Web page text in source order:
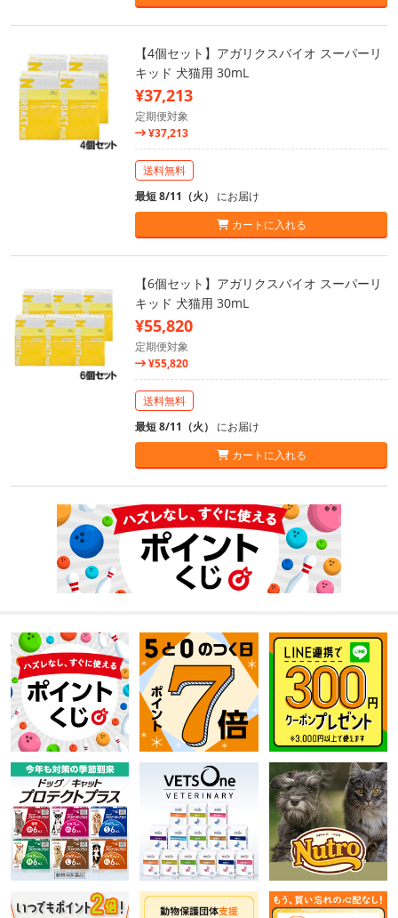
【4個セット】アガリクスバイオ スーパーリ
キッド 犬猫用 30mL
¥37,213
定期便対象
¥37,213
送料無料
最短 8/11（火） にお届け
カートに入れる
【6個セット】アガリクスバイオ スーパーリ
キッド 犬猫用 30mL
¥55,820
定期便対象
¥55,820
送料無料
最短 8/11（火） にお届け
カートに入れる